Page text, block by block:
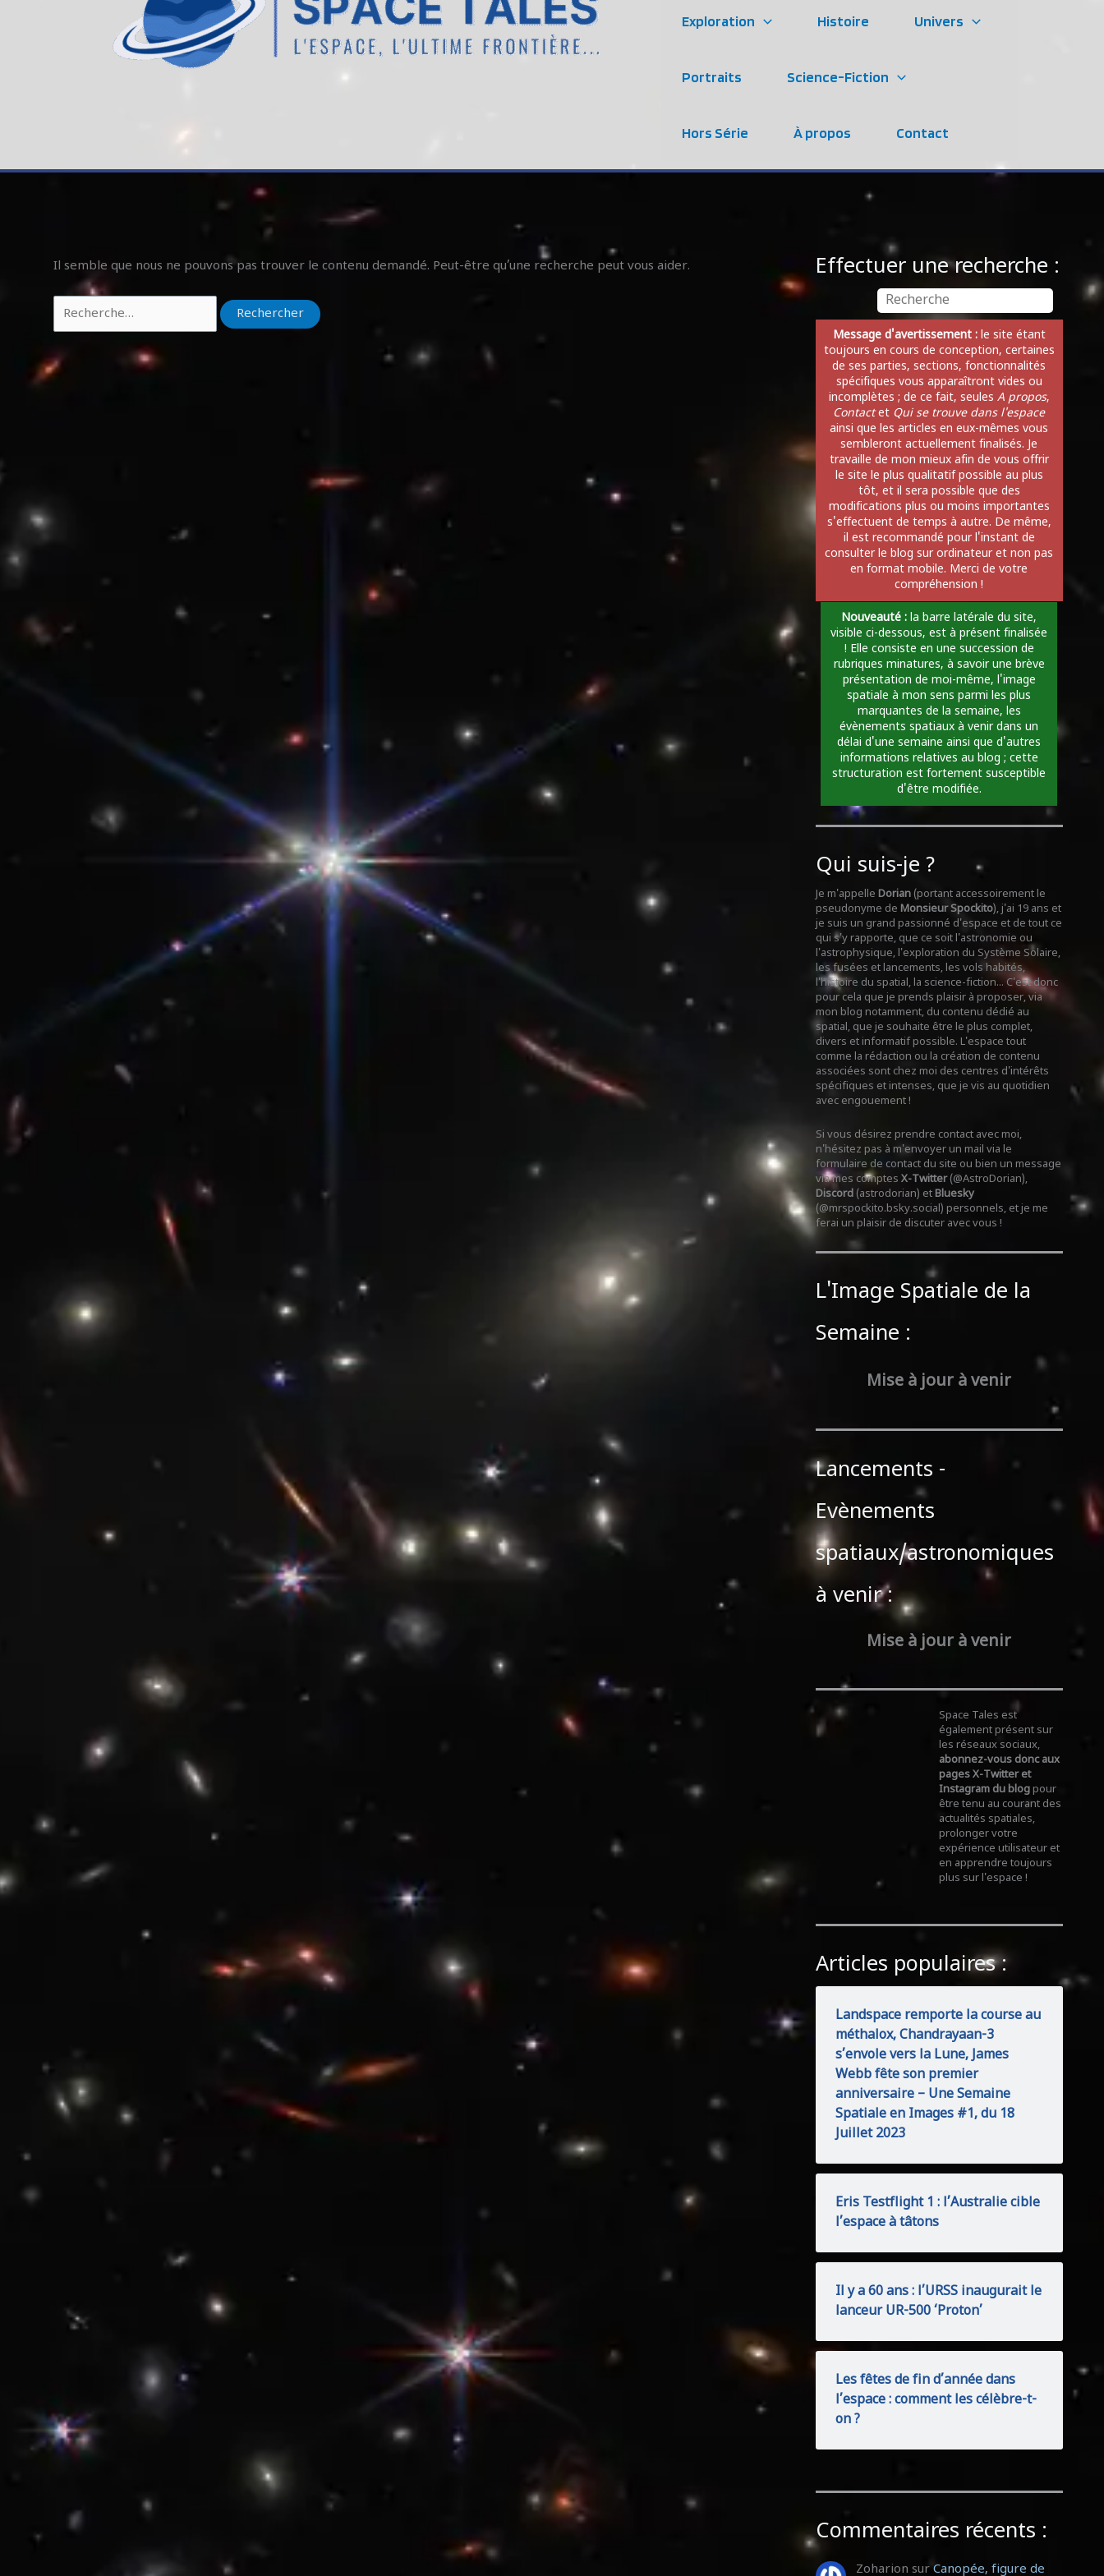
Exploration Histoire Univers
Portraits Science-Fiction
Hors Série À propos Contact
Il semble que nous ne pouvons pas trouver le contenu demandé. Peut-être qu’une recherche peut vous aider. Effectuer une recherche :
Message d'avertissement :le site étant
toujours en cours de conception, certaines
de ses parties, sections, fonctionnalités
spécifiques vous apparaîtront vides ou
incomplètes ; de ce fait, seules A propos,
Contactet Qui se trouve dans l'espace
ainsi que les articles en eux-mêmes vous
sembleront actuellement finalisés. Je
travaille de mon mieux afin de vous offrir
le site le plus qualitatif possible au plus
tôt, et il sera possible que des
modifications plus ou moins importantes
s'effectuent de temps à autre. De même,
il est recommandé pour l'instant de
consulter le blog sur ordinateur et non pas
en format mobile. Merci de votre
compréhension !
Nouveauté : la barre latérale du site,
visible ci-dessous, est à présent finalisée
! Elle consiste en une succession de
rubriques minatures, à savoir une brève
présentation de moi-même, l'image
spatiale à mon sens parmi les plus
marquantes de la semaine, les
évènements spatiaux à venir dans un
délai d'une semaine ainsi que d'autres
informations relatives au blog ; cette
structuration est fortement susceptible
d'être modifiée.
Qui suis-je ?
Je m'appelle Dorian(portant accessoirement le
pseudonyme de Monsieur Spockito), j'ai 19 ans et
je suis un grand passionné d'espace et de tout ce
qui s'y rapporte, que ce soit l'astronomie ou
l'astrophysique, l'exploration du Système Solaire,
les fusées et lancements, les vols habités,
l'histoire du spatial, la science-fiction... C'est donc
pour cela que je prends plaisir à proposer, via
mon blog notamment, du contenu dédié au
spatial, que je souhaite être le plus complet,
divers et informatif possible. L'espace tout
comme la rédaction ou la création de contenu
associées sont chez moi des centres d'intérêts
spécifiques et intenses, que je vis au quotidien
avec engouement !
Si vous désirez prendre contact avec moi,
n'hésitez pas à m'envoyer un mail via le
formulaire de contact du site ou bien un message
via mes comptes X-Twitter(@AstroDorian),
Discord(astrodorian) et Bluesky
(@mrspockito.bsky.social) personnels, et je me
ferai un plaisir de discuter avec vous !
L'Image Spatiale de la
Semaine :
Mise à jour à venir
Lancements -
Evènements
spatiaux/astronomiques
à venir :
Mise à jour à venir
Space Tales est
également présent sur
les réseaux sociaux,
abonnez-vous donc aux
pages X-Twitter et
Instagram du blog pour
être tenu au courant des
actualités spatiales,
prolonger votre
expérience utilisateur et
en apprendre toujours
plus sur l'espace !
Articles populaires :
Landspace remporte la course au
méthalox, Chandrayaan-3
s’envole vers la Lune, James
Webb fête son premier
anniversaire – Une Semaine
Spatiale en Images #1, du 18
Juillet 2023
Eris Testflight 1 : l’Australie cible
l’espace à tâtons
Il y a 60 ans : l’URSS inaugurait le
lanceur UR-500 ‘Proton’
Les fêtes de fin d’année dans
l’espace : comment les célèbre-t-
on ?
Commentaires récents :
Zoharion sur Canopée, figure de